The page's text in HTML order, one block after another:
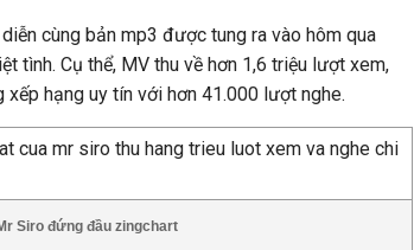
cùng bản mp3 được tung ra vào hôm qua
tình. Cụ thể, MV thu về hơn 1,6 triệu lượt xem,
hạng uy tín với hơn 41.000 lượt nghe.
Siro đứng đầu zingchart